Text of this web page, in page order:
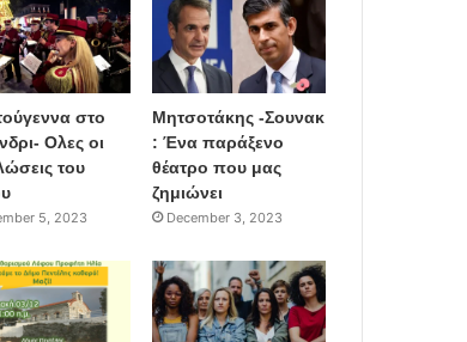
στο
Ολες οι
του
5, 2023
Μητσοτάκης -Σουνακ
: Ένα παράξενο
θέατρο που μας
ζημιώνει
December 3, 2023